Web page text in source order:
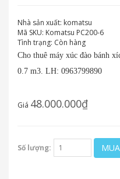
Nhà sản xuất: komatsu
Mã SKU: Komatsu PC200-6
Tình trạng: Còn hàng
Cho thuê máy xúc đào bánh
0.7 m3. LH: 0963799890
Giá 48.000.000₫
Số lượng: